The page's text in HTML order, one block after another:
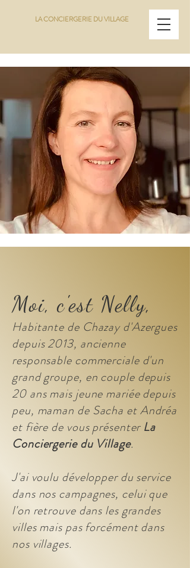
LA CONCIERGERIE DU VILLAGE
Moi, c'est Nelly,
Habitante de Chazay d'Azergues
depuis 2013, ancienne
responsable commerciale d'un
grandgroupe, en couple depuis
20 ans mais jeune mariée depuis
peu, maman de Sacha et Andréa
et fière de vous présenter La
Conciergerie du Village.
J'ai voulu développer du service
dans nos campagnes, celui que
l'on retrouve dans les grandes
villes mais pas forcément dans
nos villages.